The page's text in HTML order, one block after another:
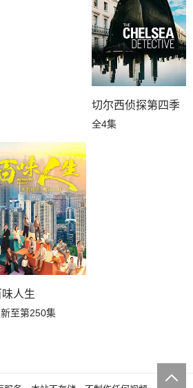
切尔西侦探第四季
全4集
味人生
至第250集